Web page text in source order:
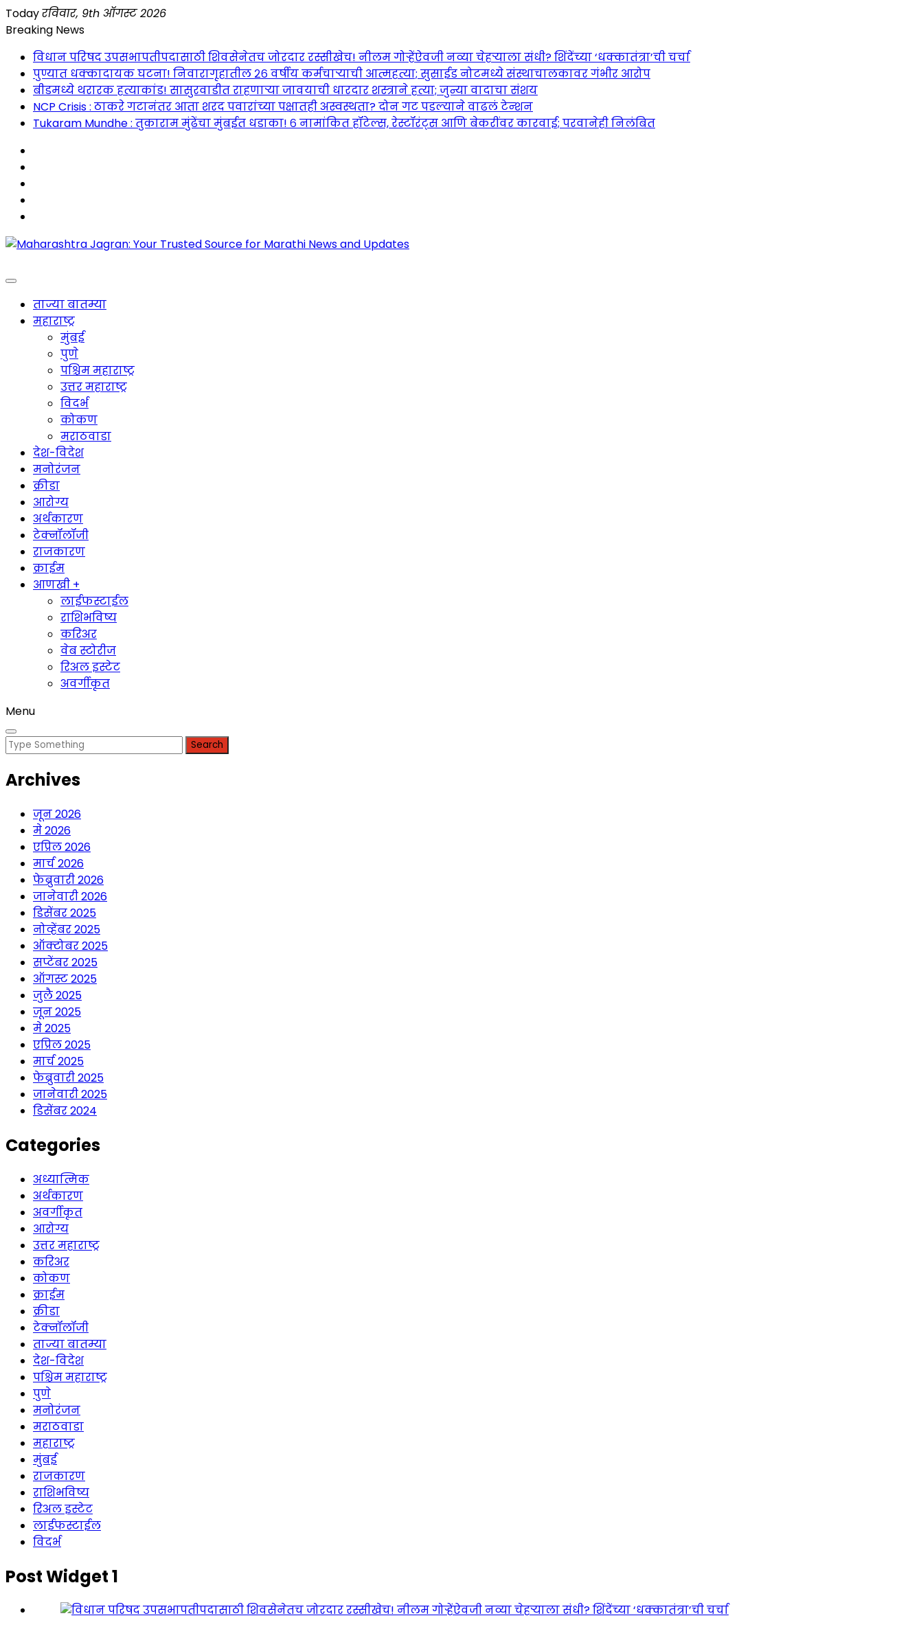
Skip
to
Todayरविवार, 9th ऑगस्ट 2026
Breaking News
विधान परिषद उपसभापतीपदासाठी शिवसेनेतच जोरदार रस्सीखेच! नीलम गोऱ्हेंऐवजी नव्या चेहऱ्याला संधी? शिंदेंच्या ‘धक्कातंत्रा’ची चर्चा
पुण्यात धक्कादायक घटना! निवारागृहातील २६ वर्षीय कर्मचाऱ्याची आत्महत्या; सुसाईड नोटमध्ये संस्थाचालकावर गंभीर आरोप
बीडमध्ये थरारक हत्याकांड! सासुरवाडीत राहणाऱ्या जावयाची धारदार शस्त्राने हत्या; जुन्या वादाचा संशय
NCP Crisis : ठाकरे गटानंतर आता शरद पवारांच्या पक्षातही अस्वस्थता? दोन गट पडल्याने वाढलं टेन्शन
Tukaram Mundhe : तुकाराम मुंढेंचा मुंबईत धडाका! ६ नामांकित हॉटेल्स, रेस्टॉरंट्स आणि बेकरींवर कारवाई; परवानेही निलंबित
Maharashtra Jagran : Your Trusted Companion for the Latest News
ताज्या बातम्या
महाराष्ट्र
मुंबई
पुणे
पश्चिम महाराष्ट्र
उत्तर महाराष्ट्र
विदर्भ
कोकण
मराठवाडा
देश-विदेश
मनोरंजन
क्रीडा
आरोग्य
अर्थकारण
टेक्नॉलॉजी
राजकारण
क्राईम
आणखी +
लाईफस्टाईल
राशिभविष्य
करिअर
वेब स्टोरीज
रिअल इस्टेट
अवर्गीकृत
Menu
Search
Archives
जून 2026
मे 2026
एप्रिल 2026
मार्च 2026
फेब्रुवारी 2026
जानेवारी 2026
डिसेंबर 2025
नोव्हेंबर 2025
ऑक्टोबर 2025
सप्टेंबर 2025
ऑगस्ट 2025
जुलै 2025
जून 2025
मे 2025
एप्रिल 2025
मार्च 2025
फेब्रुवारी 2025
जानेवारी 2025
डिसेंबर 2024
Categories
अध्यात्मिक
अर्थकारण
अवर्गीकृत
आरोग्य
उत्तर महाराष्ट्र
करिअर
कोकण
क्राईम
क्रीडा
टेक्नॉलॉजी
ताज्या बातम्या
देश-विदेश
पश्चिम महाराष्ट्र
पुणे
मनोरंजन
मराठवाडा
महाराष्ट्र
मुंबई
राजकारण
राशिभविष्य
रिअल इस्टेट
लाईफस्टाईल
विदर्भ
Post Widget 1